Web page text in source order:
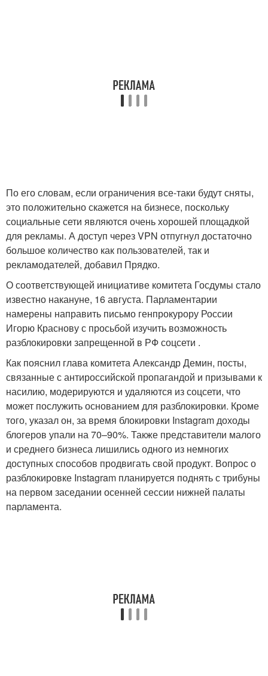
По его словам, если ограничения все-таки будут сняты,
это положительно скажется на бизнесе, поскольку
социальные сети являются очень хорошей площадкой
для рекламы. А доступ через VPN отпугнул достаточно
большое количество как пользователей, так и
рекламодателей, добавил Прядко.
О соответствующей инициативе комитета Госдумы стало
известно накануне, 16 августа. Парламентарии
намерены направить письмо генпрокурору России
Игорю Краснову с просьбой изучить возможность
разблокировки запрещенной в РФ соцсети .
Как пояснил глава комитета Александр Демин, посты,
связанные с антироссийской пропагандой и призывами к
насилию, модерируются и удаляются из соцсети, что
может послужить основанием для разблокировки. Кроме
того, указал он, за время блокировки Instagram доходы
блогеров упали на 70–90%. Также представители малого
и среднего бизнеса лишились одного из немногих
доступных способов продвигать свой продукт. Вопрос о
разблокировке Instagram планируется поднять с трибуны
на первом заседании осенней сессии нижней палаты
парламента.